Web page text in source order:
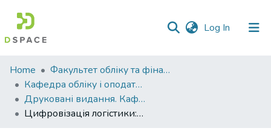
Log In (current)
Communities
&
Collections
All of DSpace
Home
Факультет обліку та фінансів
Кафедра обліку і оподаткування
Друковані видання. Кафедра обліку і оподаткування
Цифровізація логістики: нові технології для покращення управління та оптимізації